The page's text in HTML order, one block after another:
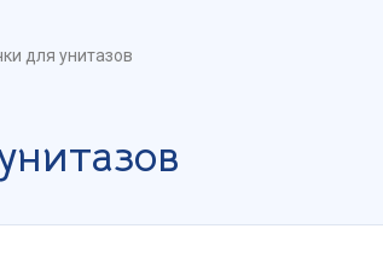
для унитазов